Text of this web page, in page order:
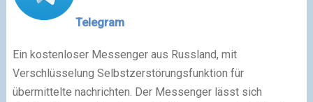
Telegram
Ein kostenloser Messenger aus Russland, mit
Verschlüsselung Selbstzerstörungsfunktion für
übermittelte nachrichten. Der Messenger lässt sich